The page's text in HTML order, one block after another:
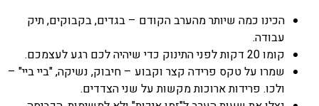
הכינו כמה שיותר מהערב הקודם – בגדים, בקבוקים, תיק
עבודה.
קומו 20 דקות לפני התינוק כדי שיהיה לכם רגע לעצמכם.
שמרו על טקס פרידה קצר וקבוע – חיבוק, נשיקה, "ביי ביי" –
ולכו. פרידות ארוכות מקשות על שני הצדדים.